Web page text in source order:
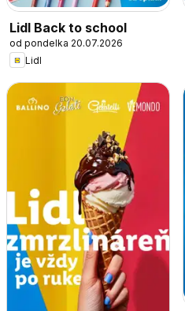
Lidl Back to school
od pondelka 20.07.2026
Lidl